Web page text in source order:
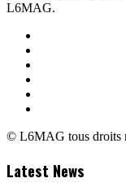
L6MAG.
© L6MAG tous droits
Latest News